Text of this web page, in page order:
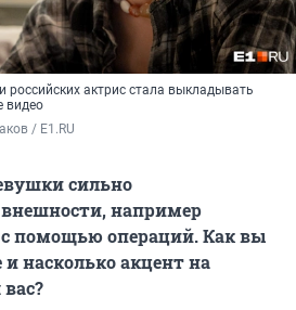
российских актрис стала выкладывать
видео
/ E1.RU
сильно
например
помощью операций. Как вы
насколько акцент на